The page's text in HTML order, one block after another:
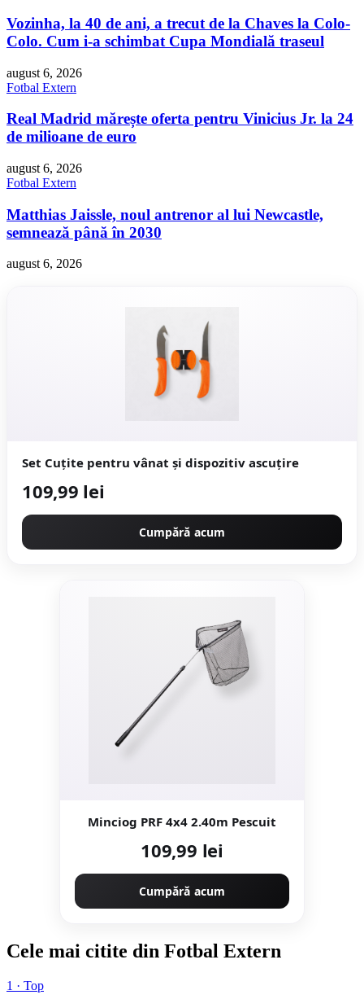
Vozinha, la 40 de ani, a trecut de la Chaves la Colo-
Colo. Cum i-a schimbat Cupa Mondială traseul
august 6, 2026
Fotbal Extern
Real Madrid mărește oferta pentru Vinicius Jr. la 24
de milioane de euro
august 6, 2026
Fotbal Extern
Matthias Jaissle, noul antrenor al lui Newcastle,
semnează până în 2030
august 6, 2026
Set Cuțite pentru vânat și dispozitiv ascuțire
109,99 lei
Cumpără acum
Minciog PRF 4x4 2.40m Pescuit
109,99 lei
Cumpără acum
Cele mai citite din Fotbal Extern
1 · Top